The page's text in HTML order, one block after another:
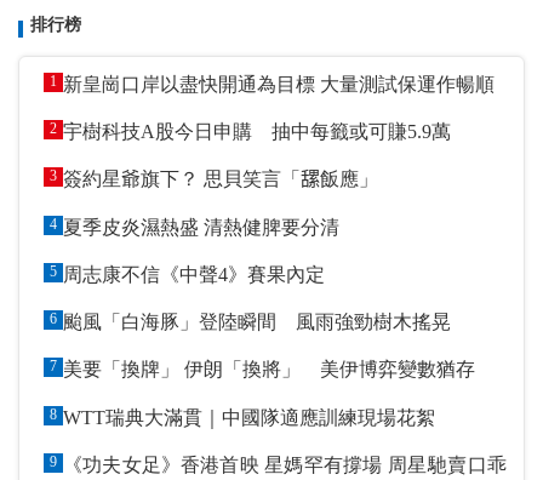
排行榜
1 新皇崗口岸以盡快開通為目標 大量測試保運作暢順
2 宇樹科技A股今日申購 抽中每籤或可賺5.9萬
3 簽約星爺旗下？ 思貝笑言「𦧲飯應」
4 夏季皮炎濕熱盛 清熱健脾要分清
5 周志康不信《中聲4》賽果內定
6 颱風「白海豚」登陸瞬間 風雨強勁樹木搖晃
7 美要「換牌」 伊朗「換將」 美伊博弈變數猶存
8 WTT瑞典大滿貫｜中國隊適應訓練現場花絮
9
《功夫女足》香港首映 星媽罕有撐場 周星馳賣口乖